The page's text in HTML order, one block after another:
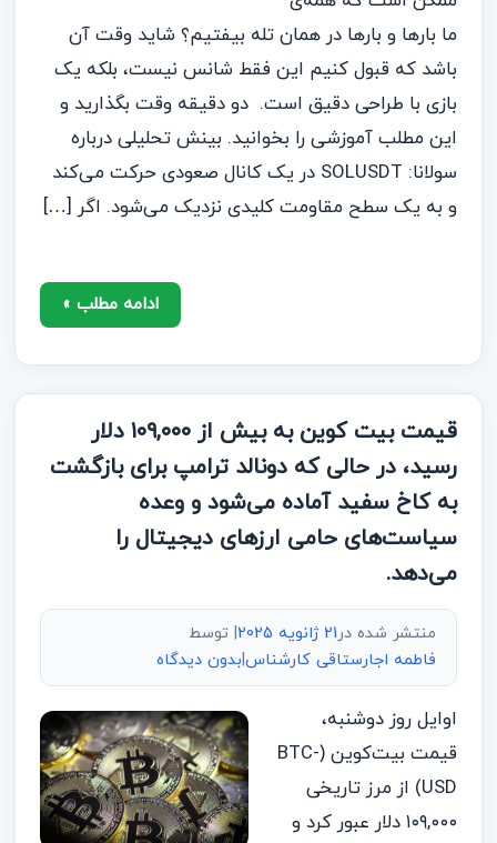
ما بارها و بارها در همان تله بیفتیم؟ شاید وقت آن
باشد که قبول کنیم این فقط شانس نیست، بلکه یک
بازی با طراحی دقیق است. دو دقیقه وقت بگذارید و
این مطلب آموزشی را بخوانید. بینش تحلیلی درباره
سولانا: SOLUSDT در یک کانال صعودی حرکت می‌کند
و به یک سطح مقاومت کلیدی نزدیک می‌شود. اگر […]
ادامه مطلب »
قیمت بیت کوین به بیش از ۱۰۹,۰۰۰ دلار
رسید، در حالی که دونالد ترامپ برای بازگشت
به کاخ سفید آماده می‌شود و وعده
سیاست‌های حامی ارزهای دیجیتال را
می‌دهد.
منتشر شده در21 ژانویه 2025
| توسط
فاطمه اجارستاقی کارشناس|بدون دیدگاه
اوایل روز دوشنبه،
قیمت بیت‌کوین (BTC-
USD) از مرز تاریخی
۱۰۹,۰۰۰ دلار عبور کرد و